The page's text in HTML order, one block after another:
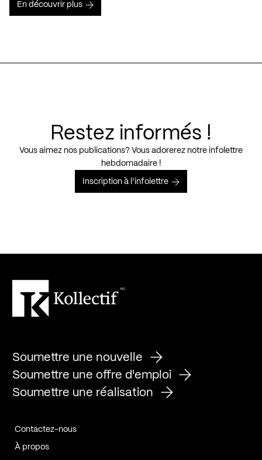
En découvrir plus
Restez informés !
Vous aimez nos publications? Vous adorerez notre infolettre
hebdomadaire !
Inscription à l’infolettre
Soumettre une nouvelle
Soumettre une offre d'emploi
Soumettre une réalisation
Contactez-nous
À propos